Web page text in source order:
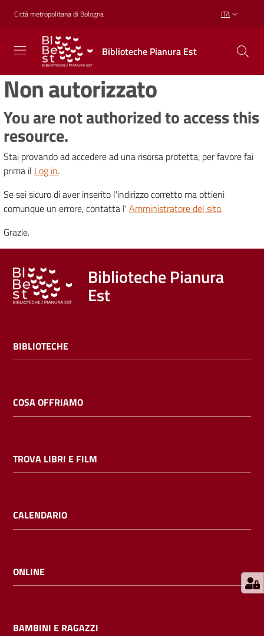
Vai al contenuto
Vai alla navigazione
Vai al footer
Città metropolitana di Bologna ITA
Biblioteche Pianura Est
Biblioteche
Pianura
Est
CONOSCERE,
CREARE,
Biblioteche
Cosa
offriamo
Trova
libri
e
film
Calendario
i
Non autorizzato
You are not authorized to access this
resource.
Stai provando ad accedere ad una risorsa protetta, per favore fai
prima il Log in.
Se sei sicuro di aver inserito l'indirizzo corretto ma ottieni
comunque un errore, contatta l' Amministratore del sito.
Grazie.
Biblioteche Pianura
Est
BIBLIOTECHE
COSA OFFRIAMO
TROVA LIBRI E FILM
CALENDARIO
ONLINE
BAMBINI E RAGAZZI